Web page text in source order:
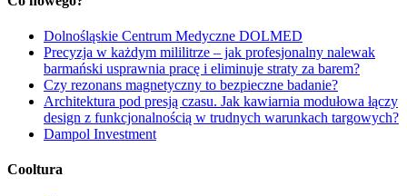
Dolnośląskie Centrum Medyczne DOLMED
Precyzja w każdym mililitrze – jak profesjonalny nalewak
barmański usprawnia pracę i eliminuje straty za barem?
Czy rezonans magnetyczny to bezpieczne badanie?
Architektura pod presją czasu. Jak kawiarnia modułowa łączy
design z funkcjonalnością w trudnych warunkach targowych?
Dampol Investment
Cooltura